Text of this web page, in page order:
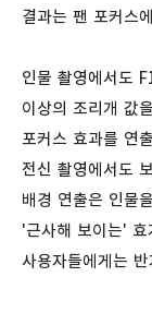
결과는 팬 포커스
인물 촬영에서도
이상의 조리개 값
포커스 효과를 연
전신 촬영에서도
배경 연출은 인물
'근사해 보이는'
사용자들에게는